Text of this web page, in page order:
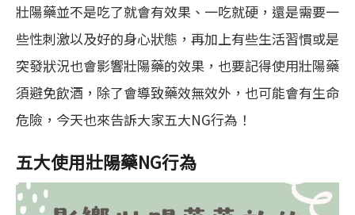
壯陽藥並不是吃了就會有效果、一吃就硬，還是需要一
些性刺激以及好的身心狀態，再加上有些生活習慣或是
突發狀況也會影響壯陽藥的效果，也要記得使用壯陽藥
須避免飲酒，除了會導致藥效無效外，也可能會有生命
危險，今天也來告訴大家五大NG行為！
五大使用壯陽藥NG行為